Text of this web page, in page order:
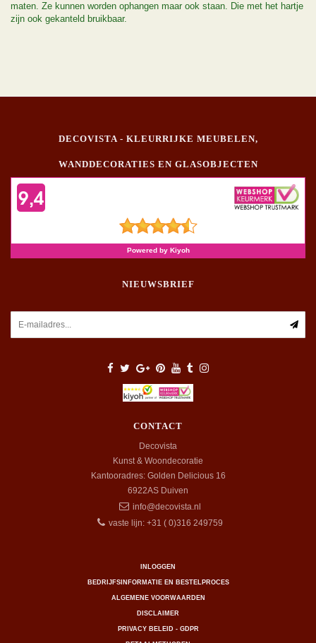
maten. Ze kunnen worden ophangen maar ook staan. Die met het hartje
zijn ook gekanteld bruikbaar.
DECOVISTA - KLEURRIJKE MEUBELEN,
WANDDECORATIES EN GLASOBJECTEN
NIEUWSBRIEF
CONTACT
Decovista
Kunst & Woondecoratie
Kantooradres: Golden Delicious 16
6922AS Duiven
info@decovista.nl
vaste lijn: +31 ( 0)316 249759
INLOGGEN
BEDRIJFSINFORMATIE EN BESTELPROCES
ALGEMENE VOORWAARDEN
DISCLAIMER
PRIVACY BELEID - GDPR